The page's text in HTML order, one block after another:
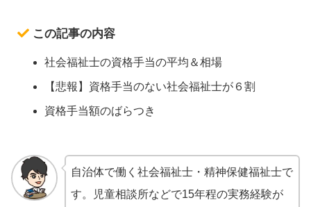
この記事の内容
社会福祉士の資格手当の平均＆相場
【悲報】資格手当のない社会福祉士が６割
資格手当額のばらつき
自治体で働く社会福祉士・精神保健福祉士で
す。児童相談所などで15年程の実務経験が